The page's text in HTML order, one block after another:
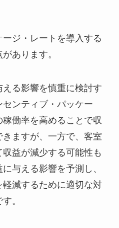
ジ・レートを導入する
あります。
える影響を慎重に検討す
ンティブ・パッケー
働率を高めることで収
ますが、一方で、客室
益が減少する可能性も
与える影響を予測し、
減するために適切な対
。